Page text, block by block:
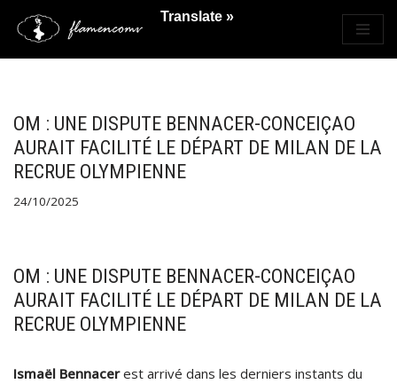
Saltar
OM : UNE DISPUTE BENNACER-CONCEIÇAO
AURAIT FACILITÉ LE DÉPART DE MILAN DE LA
RECRUE OLYMPIENNE
24/10/2025
OM : UNE DISPUTE BENNACER-CONCEIÇAO
AURAIT FACILITÉ LE DÉPART DE MILAN DE LA
RECRUE OLYMPIENNE
Ismaël Bennacerest arrivé dans les derniers instants du
Translate »